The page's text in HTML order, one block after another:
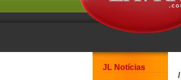
JL Notícias
/